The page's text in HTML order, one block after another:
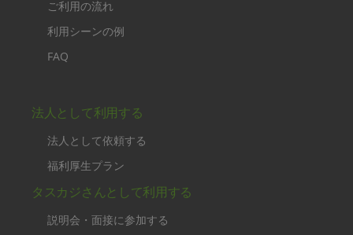
ご利用の流れ
利用シーンの例
FAQ
法人として利用する
法人として依頼する
福利厚生プラン
タスカジさんとして利用する
説明会・面接に参加する